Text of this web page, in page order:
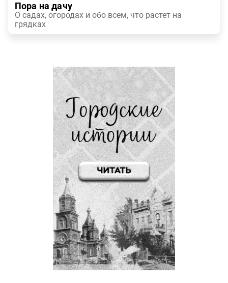
Пора на дачу
О садах, огородах и обо всем, что растет на
грядках